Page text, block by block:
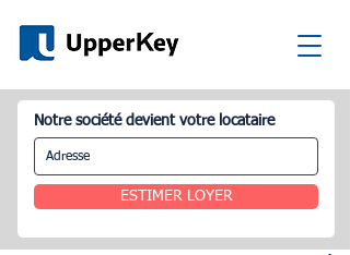
Notre société devient votre locataire
ESTIMER LOYER